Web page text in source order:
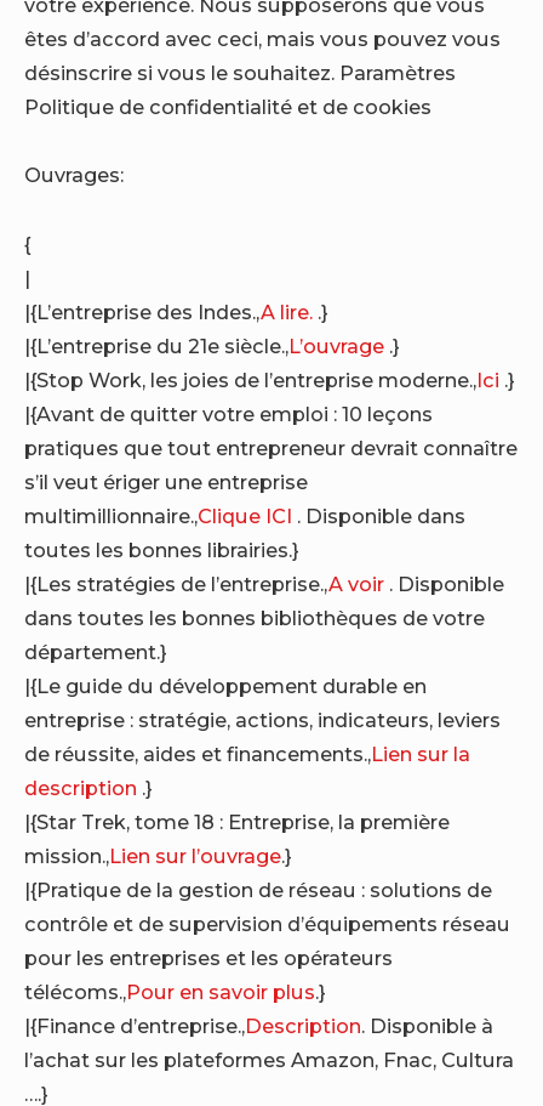
êtes d’accord avec ceci, mais vous pouvez vous
désinscrire si vous le souhaitez. Paramètres
Politique de confidentialité et de cookies
Ouvrages:
{
|
|{L’entreprise des Indes.,A lire. .}
|{L’entreprise du 21e siècle.,L’ouvrage .}
|{Stop Work, les joies de l’entreprise moderne.,Ici .}
|{Avant de quitter votre emploi : 10 leçons
pratiques que tout entrepreneur devrait connaître
s’il veut ériger une entreprise
multimillionnaire.,Clique ICI . Disponible dans
toutes les bonnes librairies.}
|{Les stratégies de l’entreprise.,A voir . Disponible
dans toutes les bonnes bibliothèques de votre
département.}
|{Le guide du développement durable en
entreprise : stratégie, actions, indicateurs, leviers
de réussite, aides et financements.,Lien sur la
description .}
|{Star Trek, tome 18 : Entreprise, la première
mission.,Lien sur l’ouvrage.}
|{Pratique de la gestion de réseau : solutions de
contrôle et de supervision d’équipements réseau
pour les entreprises et les opérateurs
télécoms.,Pour en savoir plus.}
|{Finance d’entreprise.,Description. Disponible à
l’achat sur les plateformes Amazon, Fnac, Cultura
….}